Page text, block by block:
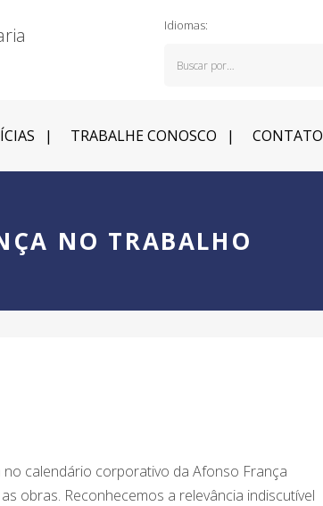
Idiomas:
TRABALHE CONOSCO CONTATO
NO TRABALHO
calendário corporativo da Afonso França
obras. Reconhecemos a relevância indiscutível